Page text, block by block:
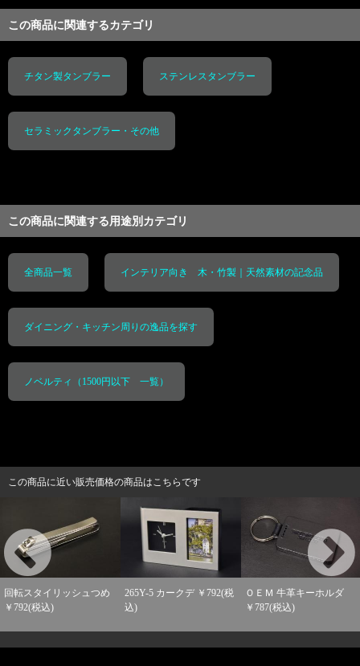
この商品に関連するカテゴリ
チタン製タンブラー ステンレスタンブラー
セラミックタンブラー・その他
この商品に関連する用途別カテゴリ
全商品一覧 インテリア向き 木・竹製｜天然素材の記念品
ダイニング・キッチン周りの逸品を探す
ノベルティ（1500円以下 一覧）
この商品に近い販売価格の商品はこちらです
回転スタイリッシュつめ
￥792(税込)
265Y-5 カークデ ￥792(税
込)
ＯＥＭ 牛革キーホルダ
￥787(税込)